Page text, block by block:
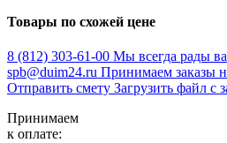
Товары по схожей цене
8 (812) 303-61-00 Мы всегда рады
spb@duim24.ru Принимаем заказы
Отправить смету Загрузить файл с
Принимаем
к оплате: